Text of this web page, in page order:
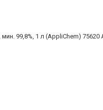
99,8%, 1 л (AppliChem) 75620